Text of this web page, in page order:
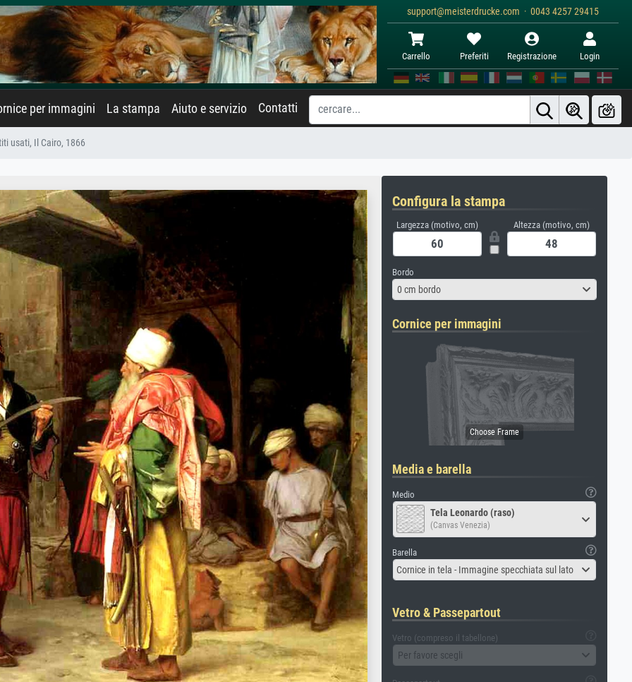
support@meisterdrucke.com · 0043 4257 29415
Carrello Preferiti Registrazione Login
per immagini La stampa Aiuto e servizio Contatti
usati, Il Cairo, 1866
Configura la stampa
Largezza (motivo, cm) Altezza (motivo, cm)
Bordo
0 cm bordo
Cornice per immagini
Media e barella
Medio
Tela Leonardo (raso)
(Canvas Venezia)
Barella
Cornice in tela - Immagine specchiata sul lato
Vetro & Passepartout
Vetro (compreso il tabellone)
Per favore scegli